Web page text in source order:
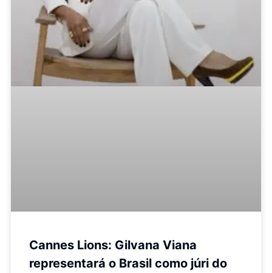
Cannes Lions: Gilvana Viana
representará o Brasil como júri do